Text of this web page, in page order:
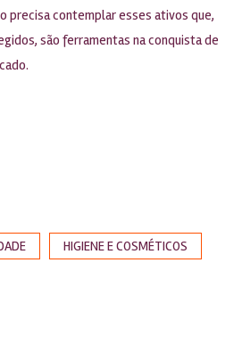
precisa contemplar esses ativos que,
são ferramentas na conquista de
HIGIENE E COSMÉTICOS